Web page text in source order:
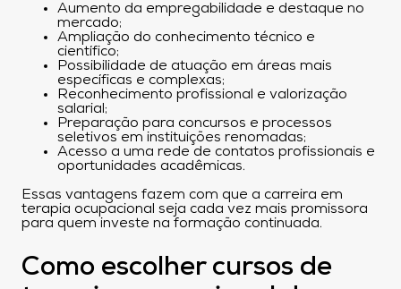
Aumento da empregabilidade e destaque no
mercado;
Ampliação do conhecimento técnico e
científico;
Possibilidade de atuação em áreas mais
específicas e complexas;
Reconhecimento profissional e valorização
salarial;
Preparação para concursos e processos
seletivos em instituições renomadas;
Acesso a uma rede de contatos profissionais e
oportunidades acadêmicas.
Essas vantagens fazem com que a carreira em
terapia ocupacional seja cada vez mais promissora
para quem investe na formação continuada.
Como escolher cursos de